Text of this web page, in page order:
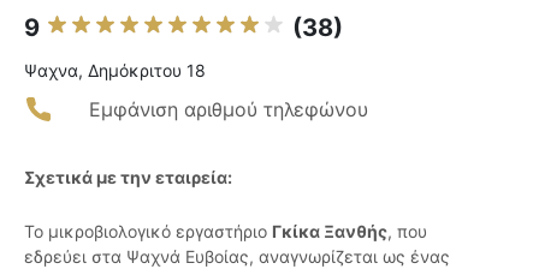
9 (38)
Ψαχνα, Δημόκριτου 18
Εμφάνιση αριθμού τηλεφώνου
Σχετικά με την εταιρεία:
Το μικροβιολογικό εργαστήριο Γκίκα Ξανθής, που
εδρεύει στα Ψαχνά Ευβοίας, αναγνωρίζεται ως ένας